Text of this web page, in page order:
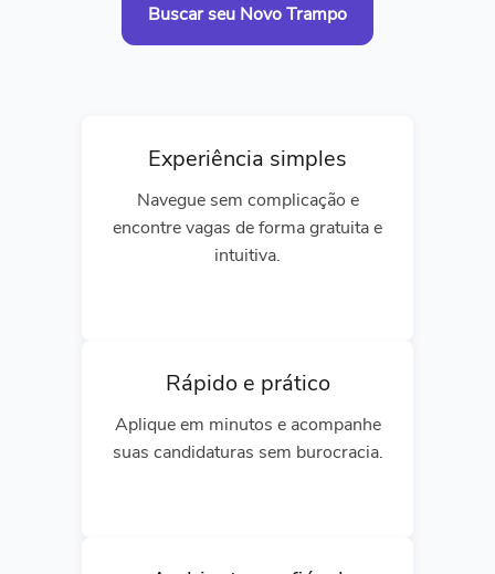
Buscar seu Novo Trampo
Experiência simples
Navegue sem complicação e
encontre vagas de forma gratuita e
intuitiva.
Rápido e prático
Aplique em minutos e acompanhe
suas candidaturas sem burocracia.